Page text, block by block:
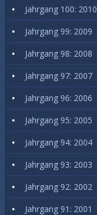
Jahrgang 100: 2010
Jahrgang 99: 2009
Jahrgang 98: 2008
Jahrgang 97: 2007
Jahrgang 96: 2006
Jahrgang 95: 2005
Jahrgang 94: 2004
Jahrgang 93: 2003
Jahrgang 92: 2002
Jahrgang 91: 2001